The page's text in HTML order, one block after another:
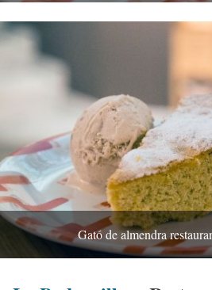
Gató de almendra